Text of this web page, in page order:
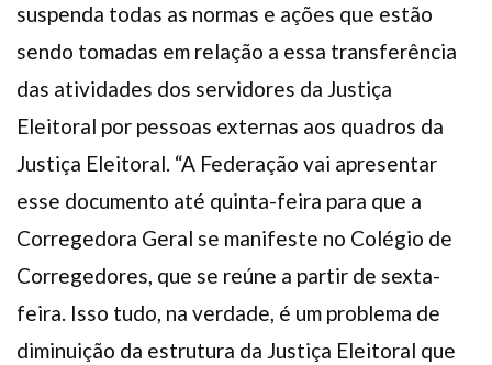
suspenda todas as normas e ações que estão
sendo tomadas em relação a essa transferência
das atividades dos servidores da Justiça
Eleitoral por pessoas externas aos quadros da
Justiça Eleitoral. “A Federação vai apresentar
esse documento até quinta-feira para que a
Corregedora Geral se manifeste no Colégio de
Corregedores, que se reúne a partir de sexta-
feira. Isso tudo, na verdade, é um problema de
diminuição da estrutura da Justiça Eleitoral que